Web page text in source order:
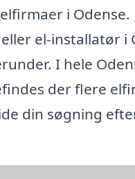
i Odense.
el-installatør i
I hele
der flere
din søgning